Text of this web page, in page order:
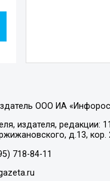
ООО ИА
издателя, редакции:
д.13, кор.
718-84-11